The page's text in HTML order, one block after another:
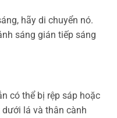
hãy di chuyển nó.
sáng gián tiếp sáng
có thể bị rệp sáp hoặc
lá và thân cành